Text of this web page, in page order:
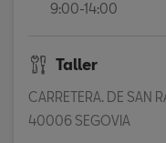
9:00-14:00
Taller
CARRETERA. DE SAN
40006 SEGOVIA